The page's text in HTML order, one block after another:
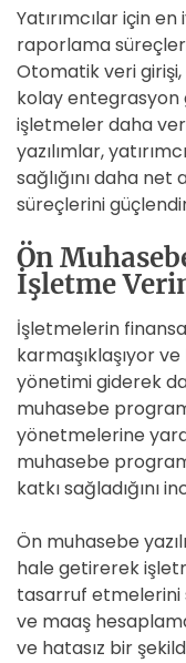
Yatırımcılar için
raporlama
Otomatik veri
kolay entegrasyon
işletmeler daha
yazılımlar,
sağlığını daha
süreçlerini
Ön
İşletme
İşletmelerin
karmaşıklaşıyor
yönetimi giderek
muhasebe
yönetmelerine
muhasebe
katkı sağladığını
Ön muhasebe
hale getirerek
tasarruf etmelerini
ve maaş
ve hatasız bir